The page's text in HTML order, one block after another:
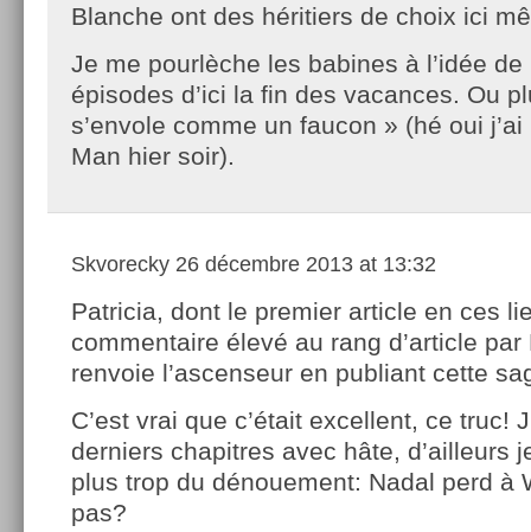
Blanche ont des héritiers de choix ici
Je me pourlèche les babines à l’idée
épisodes d’ici la fin des vacances. Ou
s’envole comme un faucon » (hé oui
Man hier soir).
Skvorecky 26 décembre 2013 at 13:32
Patricia, dont le premier article en ces
commentaire élevé au rang d’article par
renvoie l’ascenseur en publiant cette
C’est vrai que c’était excellent, ce truc!
derniers chapitres avec hâte, d’ailleurs
plus trop du dénouement: Nadal perd à
pas?